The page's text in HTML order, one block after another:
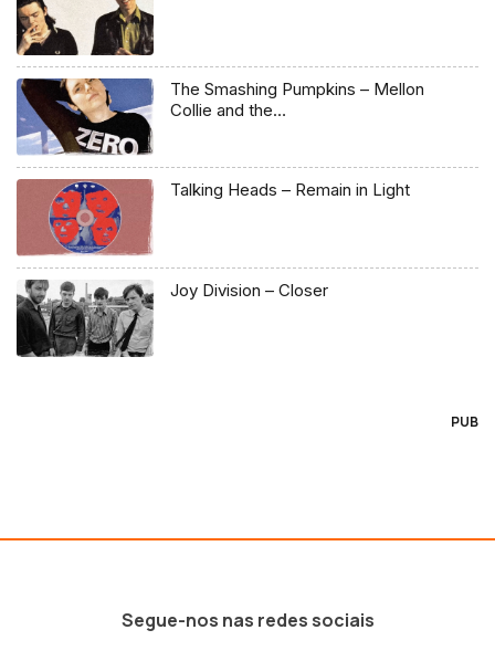
The Smashing Pumpkins – Mellon
Collie and the…
Talking Heads – Remain in Light
Joy Division – Closer
PUB
Segue-nos nas redes sociais